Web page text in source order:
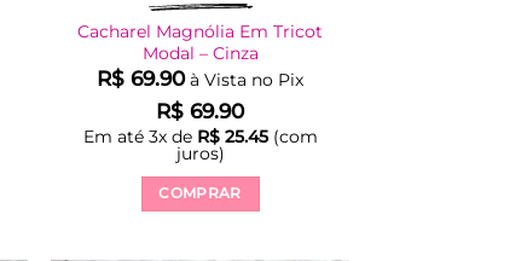
Cacharel Magnólia Em Tricot
Modal – Cinza
R$ 69.90 à Vista no Pix
R$ 69.90
Em até 3x de R$25.45(com
juros)
COMPRAR